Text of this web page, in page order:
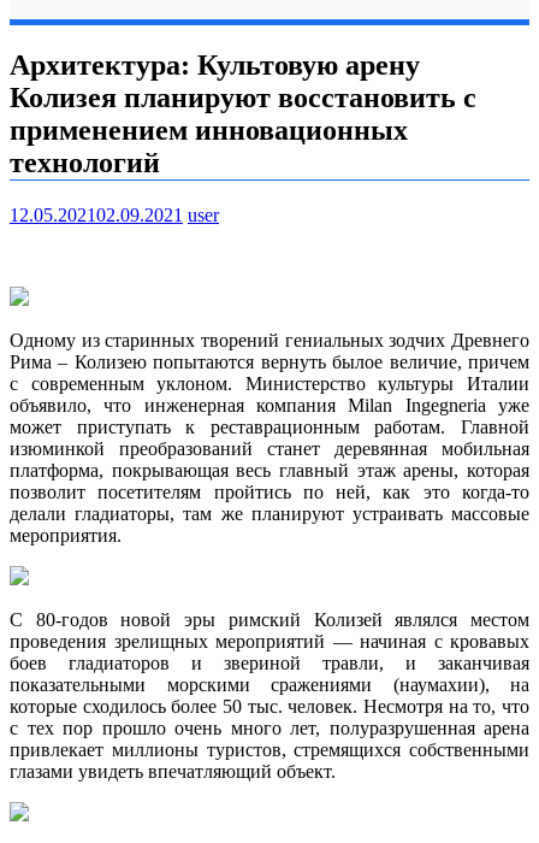
Архитектура: Культовую арену
Колизея планируют восстановить с
применением инновационных
технологий
12.05.202102.09.2021 user
Одному из старинных творений гениальных зодчих Древнего
Рима – Колизею попытаются вернуть былое величие, причем
с современным уклоном. Министерство культуры Италии
объявило, что инженерная компания Milan Ingegneria уже
может приступать к реставрационным работам. Главной
изюминкой преобразований станет деревянная мобильная
платформа, покрывающая весь главный этаж арены, которая
позволит посетителям пройтись по ней, как это когда-то
делали гладиаторы, там же планируют устраивать массовые
мероприятия.
С 80-годов новой эры римский Колизей являлся местом
проведения зрелищных мероприятий — начиная с кровавых
боев гладиаторов и звериной травли, и заканчивая
показательными морскими сражениями (наумахии), на
которые сходилось более 50 тыс. человек. Несмотря на то, что
с тех пор прошло очень много лет, полуразрушенная арена
привлекает миллионы туристов, стремящихся собственными
глазами увидеть впечатляющий объект.